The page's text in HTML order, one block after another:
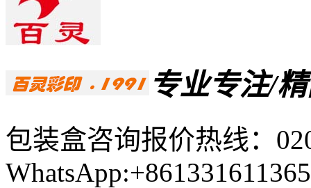
专业专注/
包装盒咨询报价热线：